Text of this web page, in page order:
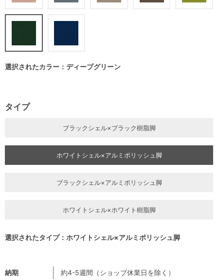
納期
約4-5週間（ショップ休業日を除く）
選択されたカラー：ディープグリーン
タイプ
ブラックシェル×ブラック樹脂脚
ホワイトシェル×アルミポリッシュ脚
ブラックシェル×アルミポリッシュ脚
ホワイトシェル×ホワイト樹脂脚
選択されたタイプ：ホワイトシェル×アルミポリッシュ脚